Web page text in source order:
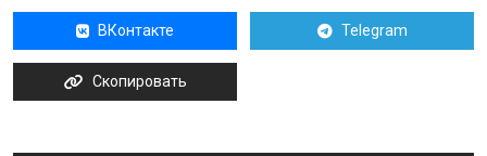
ВКонтакте Telegram
Скопировать